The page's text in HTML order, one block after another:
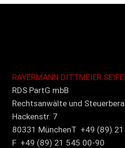
RAYERMANN DITTMEIER
RDS PartG mbB
Rechtsanwälte und
Hackenstr. 7
80331 MünchenT +49 (89)
F +49 (89) 21 545 00-90